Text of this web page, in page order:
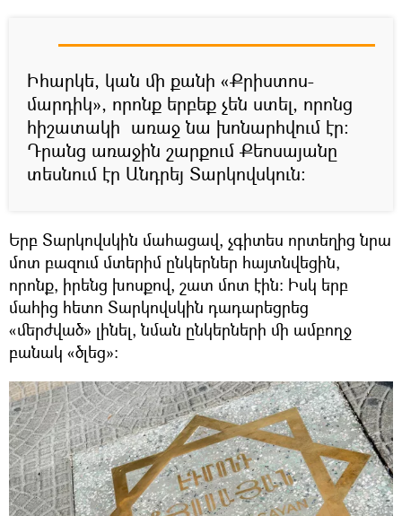
Իհարկե, կան մի քանի «Քրիստոս-
մարդիկ», որոնք երբեք չեն ստել, որոնց
հիշատակի առաջ նա խոնարհվում էր։
Դրանց առաջին շարքում Քեոսայանը
տեսնում էր Անդրեյ Տարկովսկուն։
Երբ Տարկովսկին մահացավ, չգիտես որտեղից նրա
մոտ բազում մտերիմ ընկերներ հայտնվեցին,
որոնք, իրենց խոսքով, շատ մոտ էին։ Իսկ երբ
մահից հետո Տարկովսկին դադարեցրեց
«մերժված» լինել, նման ընկերների մի ամբողջ
բանակ «ծլեց»։